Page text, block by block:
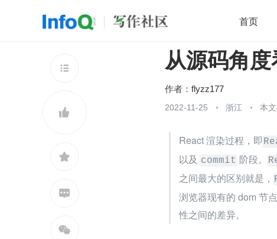
首页
开源 架构
查看更多





从源码角
作者： flyzz177
2022-11-25 浙江 本
React 渲染过程，即
以及 commit 阶段。
之间最大的区别就是，
浏览器现有的 dom 节
性之间的差异。